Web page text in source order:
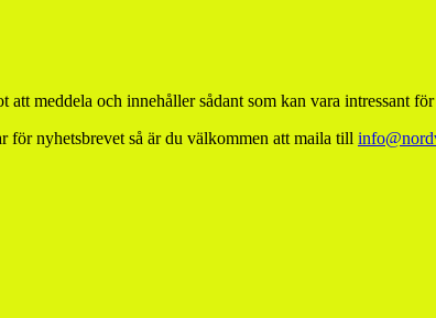
meddela och innehåller sådant som kan vara intressant
för nyhetsbrevet så är du välkommen att maila till